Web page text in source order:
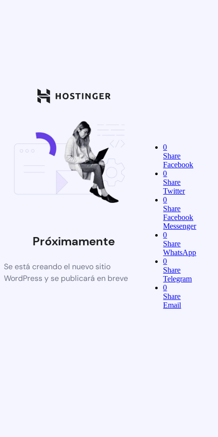
Próximamente
Se está creando el nuevo sitio
WordPress y se publicará en breve
0
Share
Facebook
0
Share
Twitter
0
Share
Facebook
Messenger
0
Share
WhatsApp
0
Share
Telegram
0
Share
Email